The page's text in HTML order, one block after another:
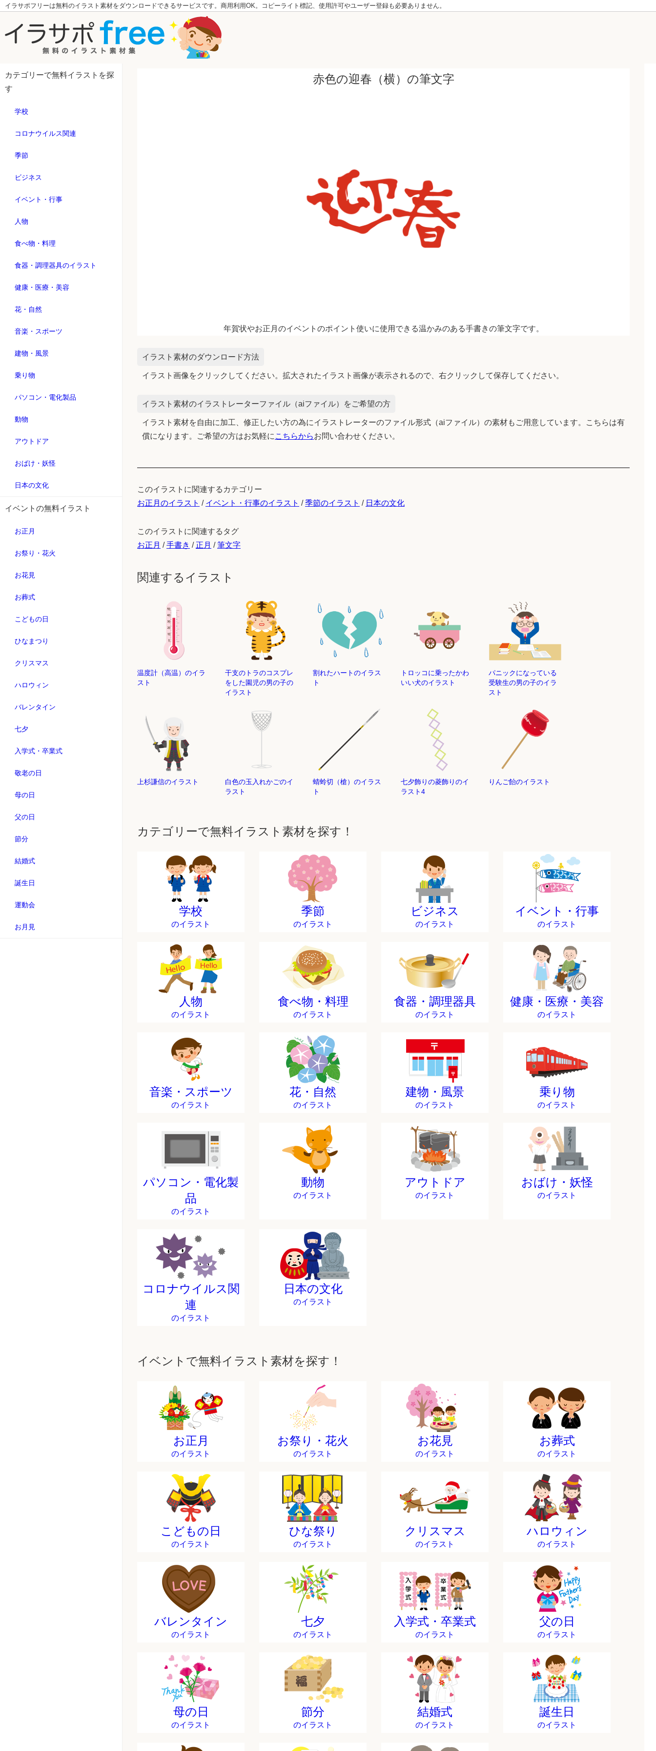
イラサポフリーは無料のイラスト素材をダウンロードできるサービスです。商用利用OK。コピーライト標記、使用許可やユーザー登録も必要ありません。
カテゴリーで無料イラストを探
す
学校
コロナウイルス関連
季節
ビジネス
イベント・行事
人物
食べ物・料理
食器・調理器具のイラスト
健康・医療・美容
花・自然
音楽・スポーツ
建物・風景
乗り物
パソコン・電化製品
動物
アウトドア
おばけ・妖怪
日本の文化
イベントの無料イラスト
お正月
お祭り・花火
お花見
お葬式
こどもの日
ひなまつり
クリスマス
ハロウィン
バレンタイン
七夕
入学式・卒業式
敬老の日
母の日
父の日
節分
結婚式
誕生日
運動会
お月見
赤色の迎春（横）の筆文字
年賀状やお正月のイベントのポイント使いに使用できる温かみのある手書きの筆文字です。
イラスト素材のダウンロード方法
イラスト画像をクリックしてください。拡大されたイラスト画像が表示されるので、右クリックして保存してください。
イラスト素材のイラストレーターファイル（aiファイル）をご希望の方
イラスト素材を自由に加工、修正したい方の為にイラストレーターのファイル形式（aiファイル）の素材もご用意しています。こちらは有
償になります。ご希望の方はお気軽に こちらからお問い合わせください。
このイラストに関連するカテゴリー
お正月のイラスト / イベント・行事のイラスト /季節のイラスト / 日本の文化
このイラストに関連するタグ
お正月 /手書き / 正月 /筆文字
関連するイラスト
温度計（高温）のイラ
スト
干支のトラのコスプレ
をした園児の男の子の
イラスト
割れたハートのイラス
ト
トロッコに乗ったかわ
いい犬のイラスト
パニックになっている
受験生の男の子のイラ
スト
上杉謙信のイラスト
白色の玉入れかごのイ
ラスト
蜻蛉切（槍）のイラス
ト
七夕飾りの菱飾りのイ
ラスト4
りんご飴のイラスト
カテゴリーで無料イラスト素材を探す！
学校
のイラスト
季節
のイラスト
ビジネス
のイラスト
イベント・行事
のイラスト
人物
のイラスト
食べ物・料理
のイラスト
食器・調理器具
のイラスト
健康・医療・美容
のイラスト
音楽・スポーツ
のイラスト
花・自然
のイラスト
建物・風景
のイラスト
乗り物
のイラスト
パソコン・電化製
品
のイラスト
動物
のイラスト
アウトドア
のイラスト
おばけ・妖怪
のイラスト
コロナウイルス関
連
のイラスト
日本の文化
のイラスト
イベントで無料イラスト素材を探す！
お正月
のイラスト
お祭り・花火
のイラスト
お花見
のイラスト
お葬式
のイラスト
こどもの日
のイラスト
ひな祭り
のイラスト
クリスマス
のイラスト
ハロウィン
のイラスト
バレンタイン
のイラスト
七夕
のイラスト
入学式・卒業式
のイラスト
父の日
のイラスト
母の日
のイラスト
節分
のイラスト
結婚式
のイラスト
誕生日
のイラスト